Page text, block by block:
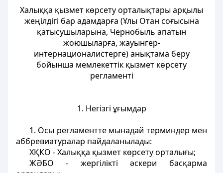
Халыққа қызмет көрсету орталықтары арқылы
жеңілдігі бар адамдарға (Ұлы Отан соғысына
қатысушыларына, Чернобыль апатын
жоюшыларға, жауынгер-
интернационалистерге) анықтама беру
бойынша мемлекеттік қызмет көрсету
регламенті
1. Негізгі ұғымдар
1. Осы регламентте мынадай терминдер мен
аббревиатуралар пайдаланылады:
ХҚКО - Халыққа қызмет көрсету орталығы;
ЖӘБО - жергілікті әскери басқарма